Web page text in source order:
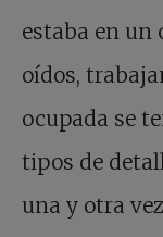
estaba en un
oídos,
ocupada se
tipos de
una y otra